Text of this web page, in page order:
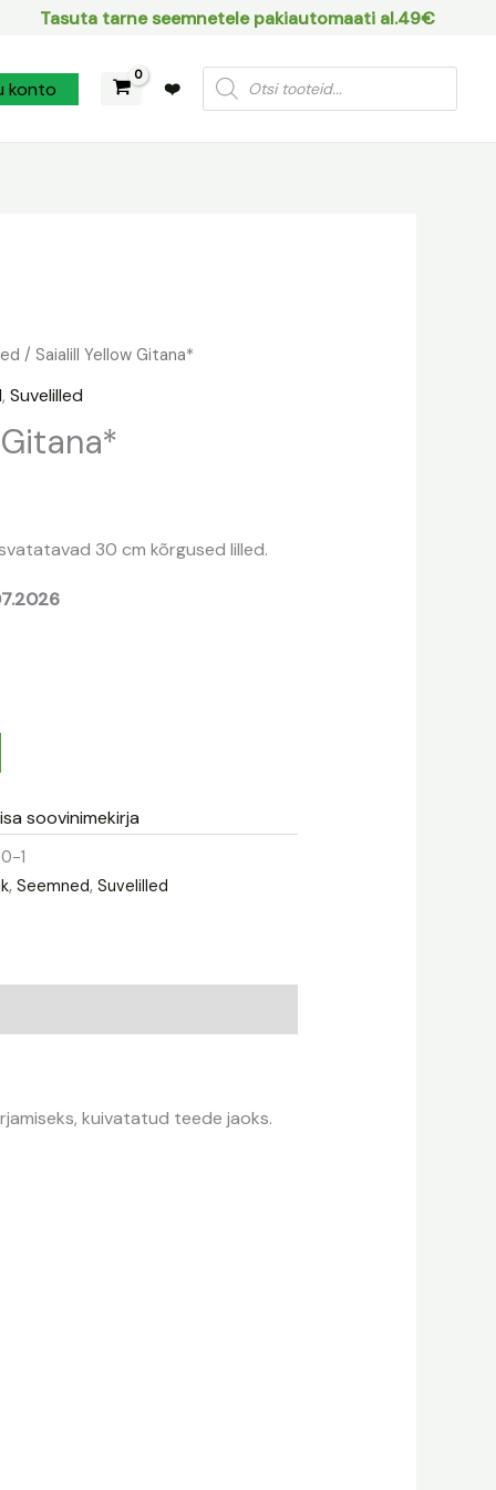
Tasuta tarne seemnetele pakiautomaati al.49€
konto ❤️
Products
search
/ Saialill Yellow Gitana*
,Suvelilled
30 cm kõrgused lilled.
soovinimekirja
1
,Seemned,Suvelilled
kuivatatud teede jaoks.